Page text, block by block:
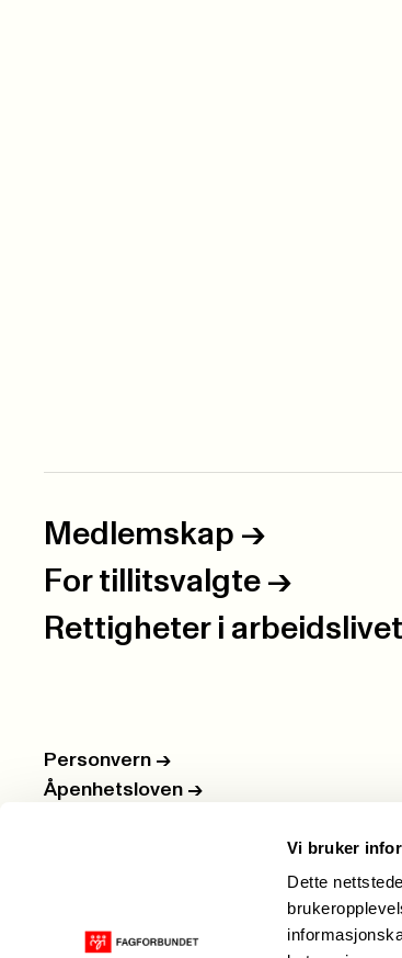
Vi bruker
Dette
Medlemskap ->
For tillitsvalgte ->
Rettigheter i arbeidslivet
Personvern ->
Åpenhetsloven ->